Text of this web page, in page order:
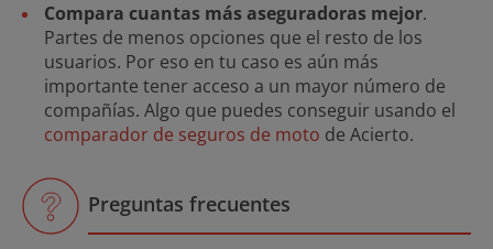
Compara cuantas más aseguradoras mejor.
Partes de menos opciones que el resto de los
usuarios. Por eso en tu caso es aún más
importante tener acceso a un mayor número de
compañías. Algo que puedes conseguir usando el
comparador de seguros de moto de Acierto.
Preguntas frecuentes